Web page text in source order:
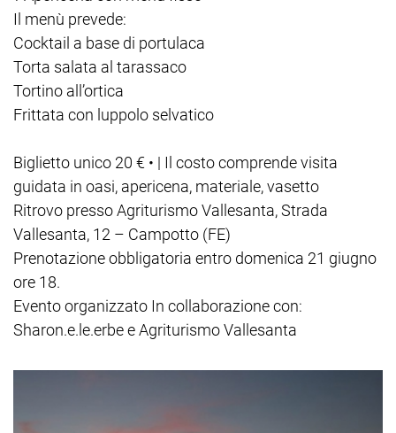
Il menù prevede:
Cocktail a base di portulaca
Torta salata al tarassaco
Tortino all’ortica
Frittata con luppolo selvatico
Biglietto unico 20 € • | Il costo comprende visita
guidata in oasi, apericena, materiale, vasetto
Ritrovo presso Agriturismo Vallesanta, Strada
Vallesanta, 12 – Campotto (FE)
Prenotazione obbligatoria entro domenica 21 giugno
ore 18.
Evento organizzato In collaborazione con:
Sharon.e.le.erbe e Agriturismo Vallesanta